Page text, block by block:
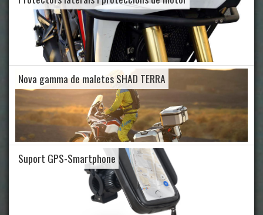
Nova gamma de maletes SHAD TERRA
Suport GPS-Smartphone